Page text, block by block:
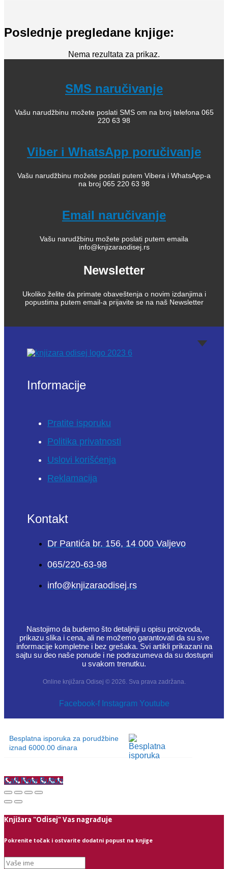
Poslednje pregledane knjige:
Nema rezultata za prikaz.
SMS naručivanje
Vašu narudžbinu možete poslati SMS om na broj telefona 065
220 63 98
Viber i WhatsApp poručivanje
Vašu narudžbinu možete poslati putem Vibera i WhatsApp-a
na broj 065 220 63 98
Email naručivanje
Vašu narudžbinu možete poslati putem emaila
info@knjizaraodisej.rs
Newsletter
Ukoliko želite da primate obaveštenja o novim izdanjima i
popustima putem email-a prijavite se na naš Newsletter
Informacije
Pratite isporuku
Politika privatnosti
Uslovi korišćenja
Reklamacija
Kontakt
Dr Pantića br. 156, 14 000 Valjevo
065/220-63-98
info@knjizaraodisej.rs
Nastojimo da budemo što detaljniji u opisu proizvoda,
prikazu slika i cena, ali ne možemo garantovati da su sve
informacije kompletne i bez grešaka. Svi artikli prikazani na
sajtu su deo naše ponude i ne podrazumeva da su dostupni
u svakom trenutku.
Online knjižara Odisej © 2026. Sva prava zadržana.
Facebook-f Instagram Youtube
Besplatna isporuka za porudžbine
iznad 6000.00 dinara
Call Now Button
Knjižara "Odisej" Vas nagrađuje
Pokrenite točak i ostvarite dodatni popust na knjige